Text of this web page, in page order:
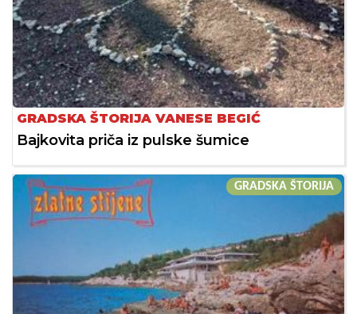
GRADSKA ŠTORIJA VANESE BEGIĆ
Bajkovita priča iz pulske šumice
GRADSKA ŠTORIJA